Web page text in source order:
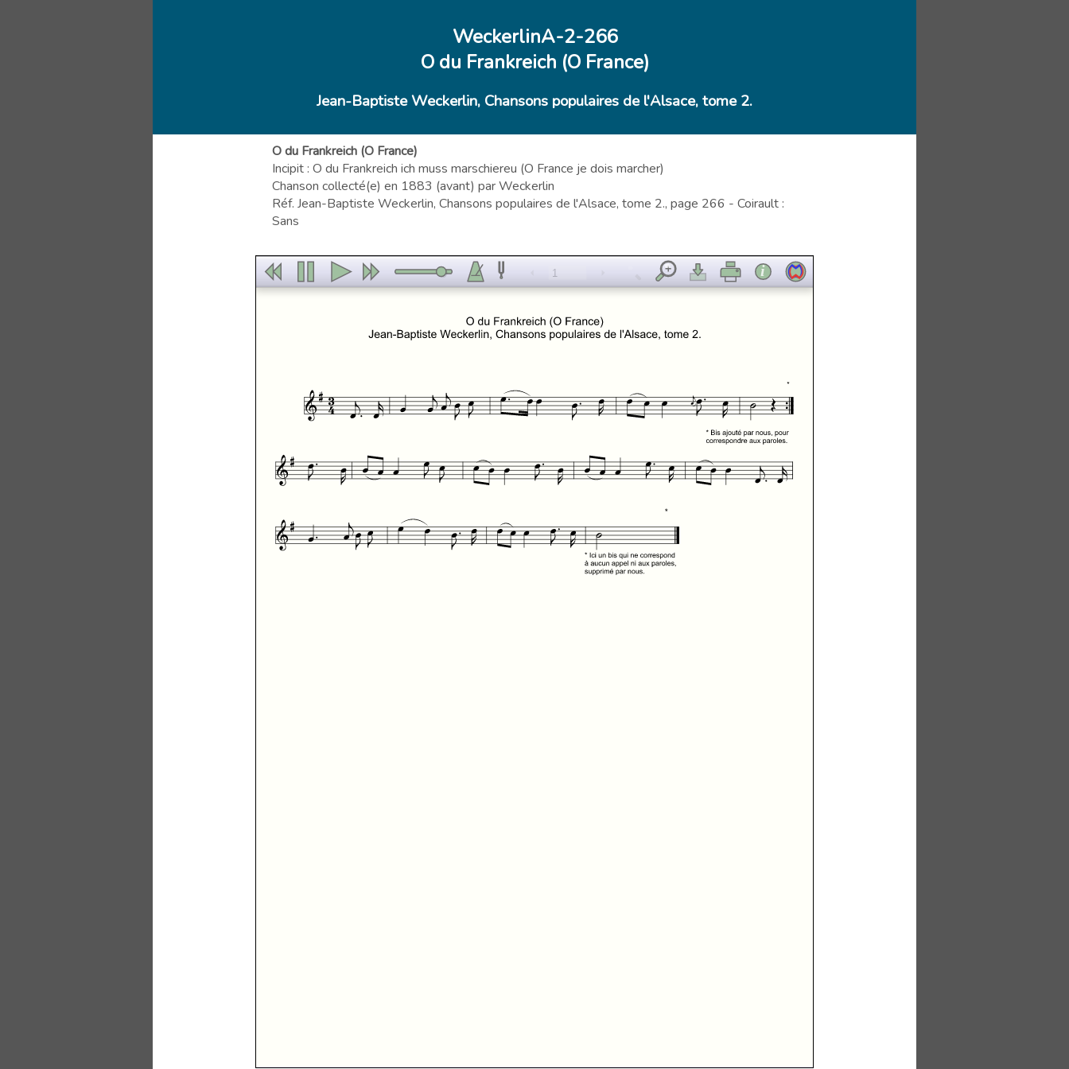
WeckerlinA-2-266
O du Frankreich (O France)
Jean-Baptiste Weckerlin, Chansons populaires de l'Alsace, tome 2.
O du Frankreich (O France)
Incipit : O du Frankreich ich muss marschiereu (O France je dois marcher)
Chanson collecté(e) en 1883 (avant) par Weckerlin
Réf. Jean-Baptiste Weckerlin, Chansons populaires de l'Alsace, tome 2., page 266 - Coirault :
Sans
1 i